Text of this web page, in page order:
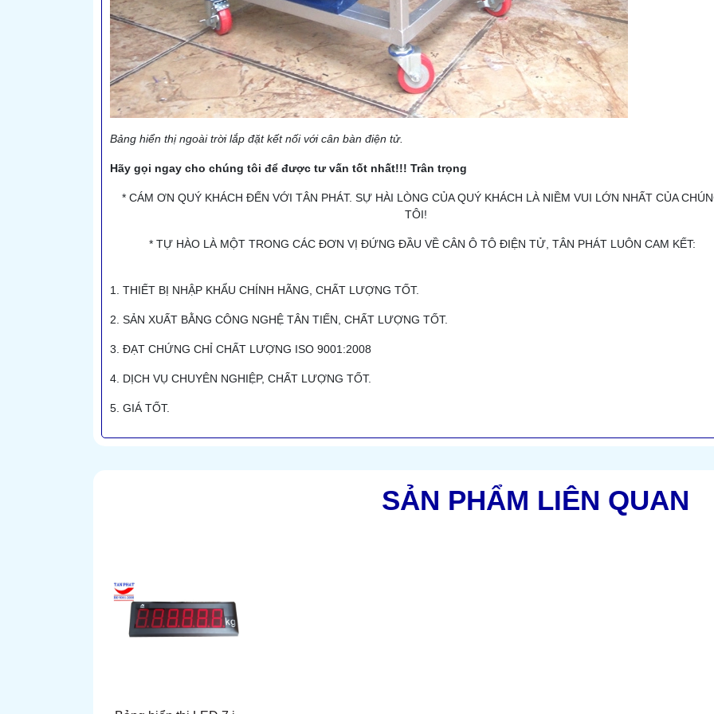
Bảng hiển thị ngoài trời lắp đặt kết nối với cân bàn điện tử.
Hãy gọi ngay cho chúng tôi để được tư vấn tốt nhất!!! Trân trọng
* CÁM ƠN QUÝ KHÁCH ĐẾN VỚI TÂN PHÁT. SỰ HÀI LÒNG CỦA QUÝ KHÁCH LÀ NIỀM VUI LỚN NHẤT CỦA
TÔI!
* TỰ HÀO LÀ MỘT TRONG CÁC ĐƠN VỊ ĐỨNG ĐẦU VỀ CÂN Ô TÔ ĐIỆN TỬ, TÂN PHÁT LUÔN CAM KẾT:
1. THIẾT BỊ NHẬP KHẨU CHÍNH HÃNG, CHẤT LƯỢNG TỐT.
2. SẢN XUẤT BẰNG CÔNG NGHỆ TÂN TIẾN, CHẤT LƯỢNG TỐT.
3. ĐẠT CHỨNG CHỈ CHẤT LƯỢNG ISO 9001:2008
4. DỊCH VỤ CHUYÊN NGHIỆP, CHẤT LƯỢNG TỐT.
5. GIÁ TỐT.
SẢN PHẨM LIÊN QUAN